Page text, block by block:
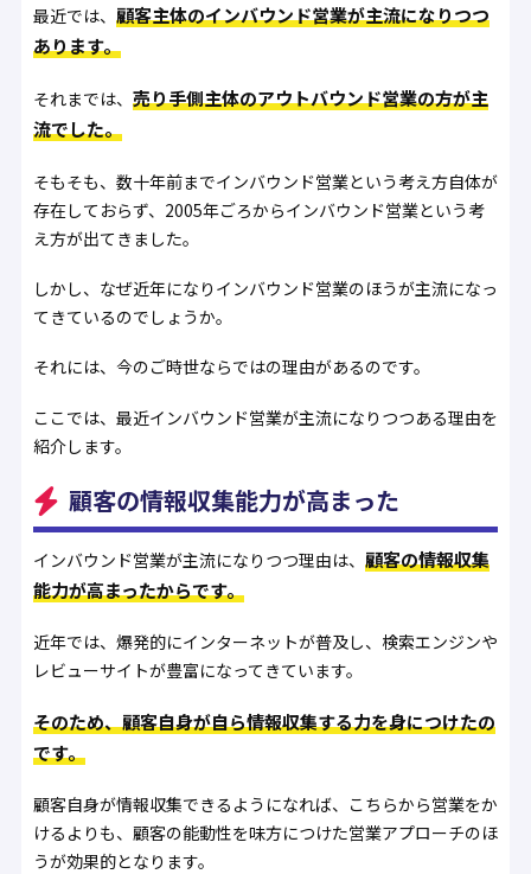
最近では、 顧客主体のインバウンド営業が主流になりつつ
あります。
それまでは、 売り手側主体のアウトバウンド営業の方が主
流でした。
そもそも、数十年前までインバウンド営業という考え方自体が
存在しておらず、2005年ごろからインバウンド営業という考
え方が出てきました。
しかし、なぜ近年になりインバウンド営業のほうが主流になっ
てきているのでしょうか。
それには、今のご時世ならではの理由があるのです。
ここでは、最近インバウンド営業が主流になりつつある理由を
紹介します。
顧客の情報収集能力が高まった
インバウンド営業が主流になりつつ理由は、 顧客の情報収集
能力が高まったからです。
近年では、爆発的にインターネットが普及し、検索エンジンや
レビューサイトが豊富になってきています。
そのため、顧客自身が自ら情報収集する力を身につけたの
です。
顧客自身が情報収集できるようになれば、こちらから営業をか
けるよりも、顧客の能動性を味方につけた営業アプローチのほ
うが効果的となります。